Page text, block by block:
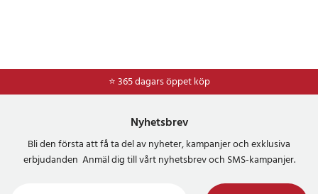
⭐ 365 dagars öppet köp
Nyhetsbrev
Bli den första att få ta del av nyheter, kampanjer och exklusiva
erbjudanden Anmäl dig till vårt nyhetsbrev och SMS-kampanjer.